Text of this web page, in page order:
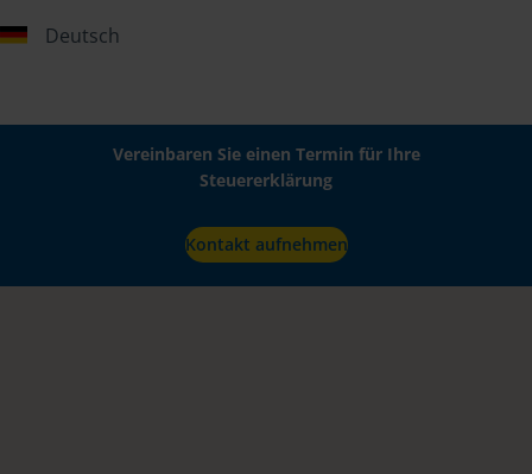
Deutsch
Vereinbaren Sie einen Termin für Ihre
Steuererklärung
Kontakt aufnehmen